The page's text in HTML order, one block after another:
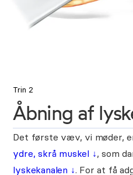
Trin 2
Åbning af
Det første væv, vi møder,
ydre, skrå muskel ↓, som
lyskekanalen ↓. For at få